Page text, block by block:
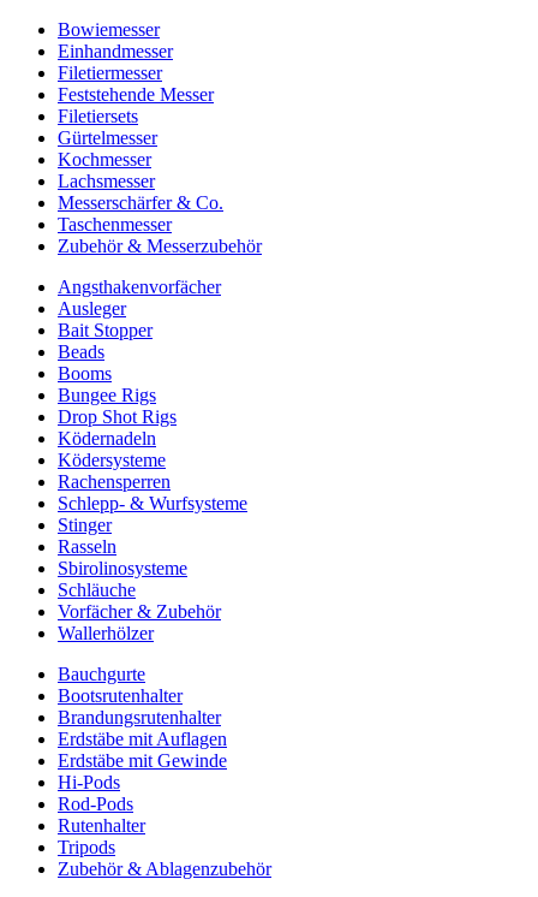
Bowiemesser
Einhandmesser
Filetiermesser
Feststehende Messer
Filetiersets
Gürtelmesser
Kochmesser
Lachsmesser
Messerschärfer & Co.
Taschenmesser
Zubehör & Messerzubehör
Angsthakenvorfächer
Ausleger
Bait Stopper
Beads
Booms
Bungee Rigs
Drop Shot Rigs
Ködernadeln
Ködersysteme
Rachensperren
Schlepp- & Wurfsysteme
Stinger
Rasseln
Sbirolinosysteme
Schläuche
Vorfächer & Zubehör
Wallerhölzer
Bauchgurte
Bootsrutenhalter
Brandungsrutenhalter
Erdstäbe mit Auflagen
Erdstäbe mit Gewinde
Hi-Pods
Rod-Pods
Rutenhalter
Tripods
Zubehör & Ablagenzubehör